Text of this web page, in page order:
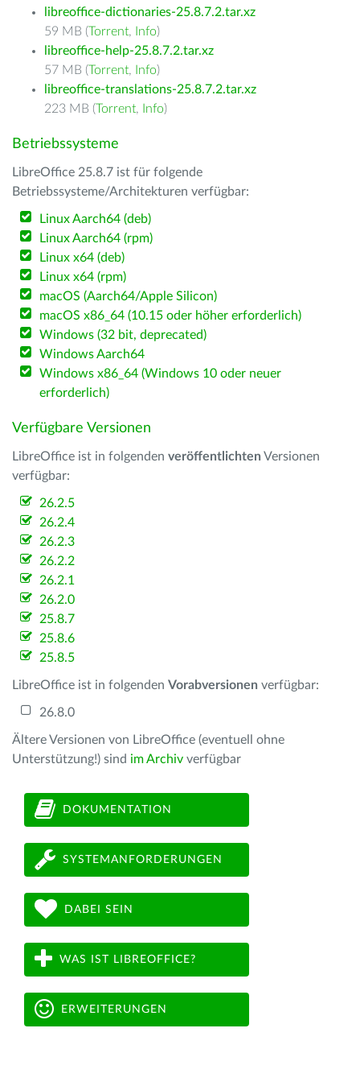
libreoffice-dictionaries-25.8.7.2.tar.xz
59 MB (Torrent, Info)
libreoffice-help-25.8.7.2.tar.xz
57 MB (Torrent, Info)
libreoffice-translations-25.8.7.2.tar.xz
223 MB (Torrent, Info)
Betriebssysteme
LibreOffice 25.8.7 ist für folgende
Betriebssysteme/Architekturen verfügbar:
Linux Aarch64 (deb)
Linux Aarch64 (rpm)
Linux x64 (deb)
Linux x64 (rpm)
macOS (Aarch64/Apple Silicon)
macOS x86_64 (10.15 oder höher erforderlich)
Windows (32 bit, deprecated)
Windows Aarch64
Windows x86_64 (Windows 10 oder neuer
erforderlich)
Verfügbare Versionen
LibreOffice ist in folgenden veröffentlichten Versionen
verfügbar:
26.2.5
26.2.4
26.2.3
26.2.2
26.2.1
26.2.0
25.8.7
25.8.6
25.8.5
LibreOffice ist in folgenden Vorabversionen verfügbar:
26.8.0
Ältere Versionen von LibreOffice (eventuell ohne
Unterstützung!) sind im Archiv verfügbar
DOKUMENTATION
SYSTEMANFORDERUNGEN
DABEI SEIN
WAS IST LIBREOFFICE?
ERWEITERUNGEN